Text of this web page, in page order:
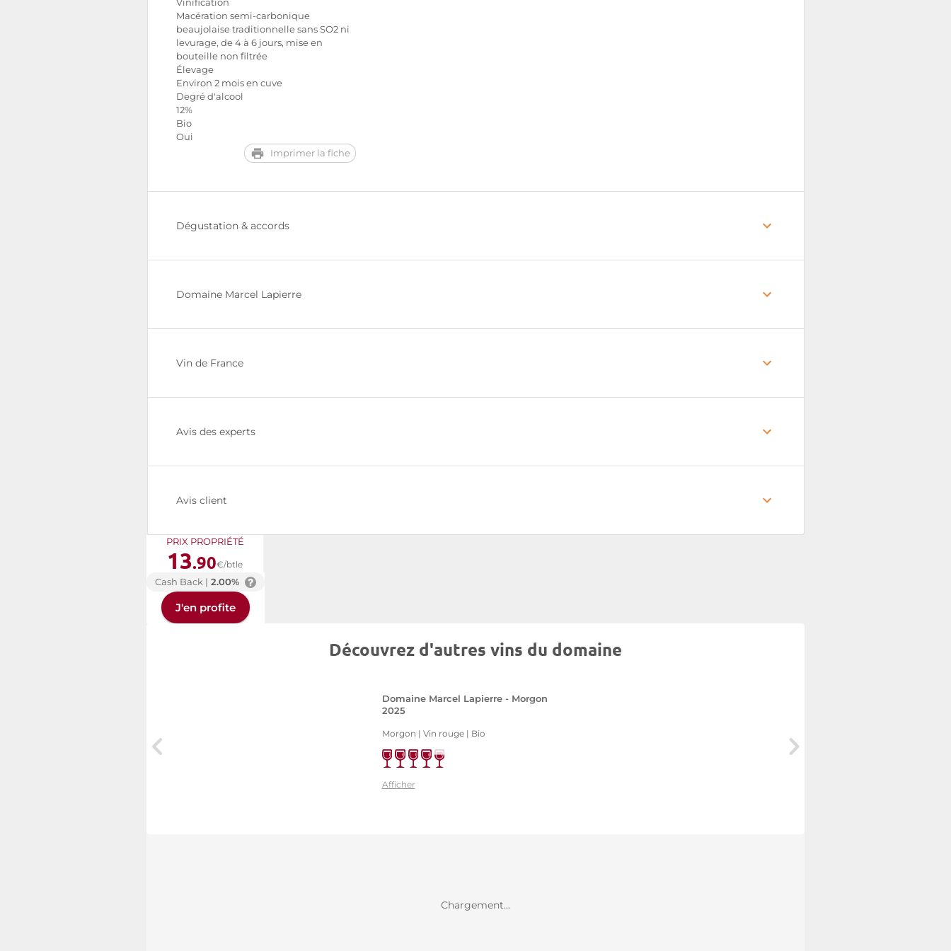
Vinification
Macération semi-carbonique
beaujolaise traditionnelle sans SO2 ni
levurage, de 4 à 6 jours, mise en
bouteille non filtrée
Élevage
Environ 2 mois en cuve
Degré d'alcool
12%
Bio
Oui
Imprimer la fiche
Dégustation & accords
Domaine Marcel Lapierre
Vin de France
Avis des experts
Avis client
PRIX PROPRIÉTÉ
13.90€/btle
Cash Back | 2.00%
J'en profite
Découvrez d'autres vins du domaine
Domaine Marcel Lapierre - Morgon
2025
Morgon | Vin rouge| Bio
Afficher
Chargement...